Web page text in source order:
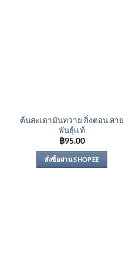
ต้นสะเดามันทวาย กิ่งตอน สาย
พันธุ์เเท้
฿95.00
สั่งซื้อผ่าน SHOPEE